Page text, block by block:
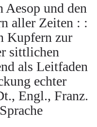
Aesop und den
aller Zeiten : :
Kupfern zur
sittlichen
als Leitfaden
echter
Engl., Franz.